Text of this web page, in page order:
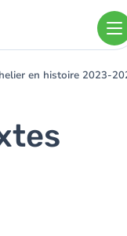
en histoire 2023-